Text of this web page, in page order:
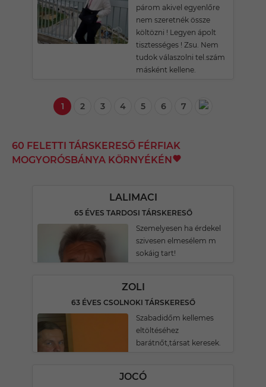
párom akivel egyenlőre
nem szeretnék össze
költözni ! Legyen ápolt
tisztességes ! Zsu. Nem
tudok válaszolni tel.szám
másként kellene.
1 2 3 4 5 6 7
60 FELETTI TÁRSKERESŐ FÉRFIAK
MOGYORÓSBÁNYA KÖRNYÉKÉN
LALIMACI
65 ÉVES TARDOSI TÁRSKERESŐ
Szemelyesen ha érdekel
szivesen elmesélem m
sokáig tart!
ZOLI
63 ÉVES CSOLNOKI TÁRSKERESŐ
Szabadidőm kellemes
eltöltéséhez
barátnőt,társat keresek.
JOCÓ